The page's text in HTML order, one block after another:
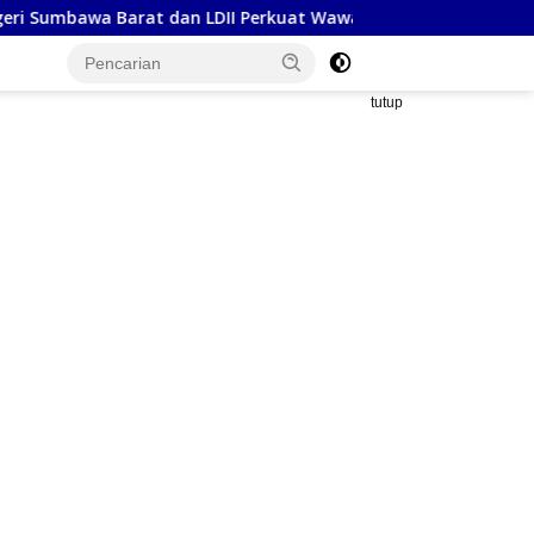
LDII Perkuat Wawasan Kebangsaan Melalui Penyuluhan
tutup